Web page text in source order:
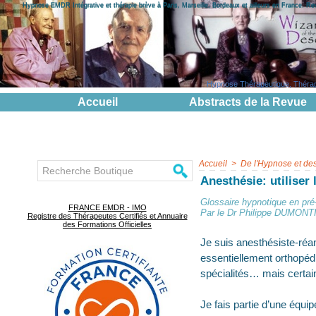
Hypnose EMDR Intégrative et thérapie brève à Paris, Marseille, Bordeaux et ailleurs en France.
Hypnose Thérapeutique,
Accueil Abstracts de la Revue
FRANCE EMDR - IMO
Registre des Thérapeutes Certifiés et Annuaire
des Formations Officielles
Accueil > De l'Hypnose et
Anesthésie: utiliser
Glossaire hypnotique en
Par le Dr Philippe
Je suis anesthésiste-
essentiellement
spécialités… mais
Je fais partie d’une